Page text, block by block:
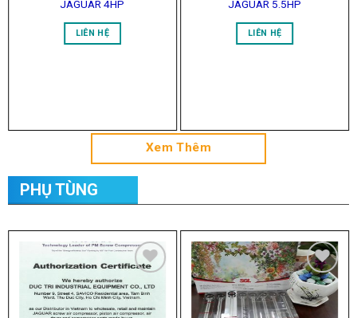
Xem Thêm
PHỤ TÙNG
Add to
Wishlist
Add to
Wishlist